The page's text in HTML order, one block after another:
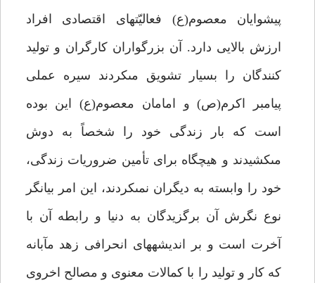
پيشوايان معصوم(ع) فعاليّت‏هاى اقتصادى افراد
ارزش بالايى دارد. آن بزرگواران كارگران و توليد
كنندگان را بسيار تشويق مى‏كردند سيره عملى
پيامبر اكرم(ص) و امامان معصوم(ع) اين بوده
است كه بار زندگى خود را شخصاً به دوش
مى‏كشيدند و هيچ‏گاه براى تأمين ضروريات زندگى،
خود را وابسته به ديگران نمى‏كردند، اين امر بيانگر
نوع نگرش آن برگزيدگان به دنيا و رابطه آن با
آخرت است و بر انديشه‏هاى انحرافى زهد مآبانه
كه كار و توليد را با كمالات معنوى و مصالح اخروى